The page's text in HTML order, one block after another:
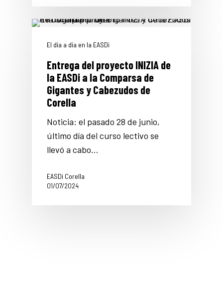
El día a día en la EASDi
Entrega del proyecto INIZIA de
la EASDi a la Comparsa de
Gigantes y Cabezudos de
Corella
Noticia: el pasado 28 de junio,
último día del curso lectivo se
llevó a cabo…
EASDi Corella
01/07/2024